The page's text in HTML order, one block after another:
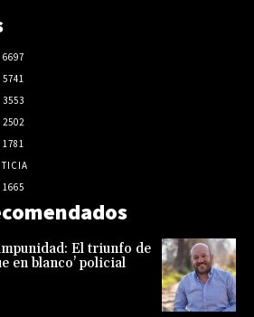
6697
5741
3553
2502
1781
1665
El triunfo de
en blanco’ policial